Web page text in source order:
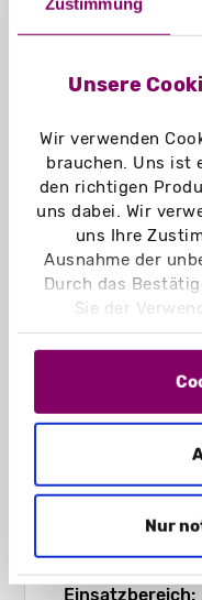
Unsere
Wir verwenden
brauchen. Uns ist
den richtigen
uns dabei. Wir
uns Ihre
Ausnahme der
Durch das
Sie der
„Einstellungen“
Cookies Sie
und
Nur
Füllformat:
ca.297 x
Füllhöhe:
302 x 215 x 12
Lieferzustand:
flachliegend
Leergewicht:
52 g
Material:
Chromokarton
Naturkarton
Naturkarton
Graskarton 400
Einsatzbereich: